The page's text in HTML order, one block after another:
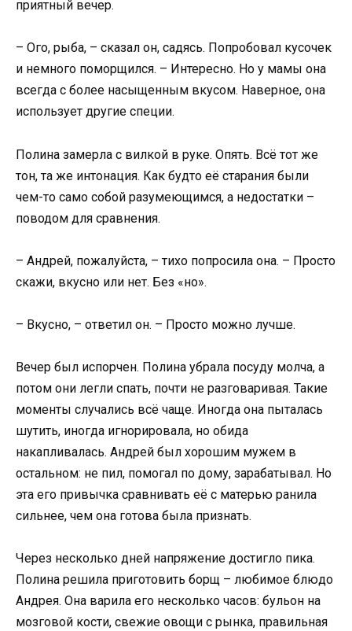
приятный вечер.
– Ого, рыба, – сказал он, садясь. Попробовал кусочек
и немного поморщился. – Интересно. Но у мамы она
всегда с более насыщенным вкусом. Наверное, она
использует другие специи.
Полина замерла с вилкой в руке. Опять. Всё тот же
тон, та же интонация. Как будто её старания были
чем-то само собой разумеющимся, а недостатки –
поводом для сравнения.
– Андрей, пожалуйста, – тихо попросила она. – Просто
скажи, вкусно или нет. Без «но».
– Вкусно, – ответил он. – Просто можно лучше.
Вечер был испорчен. Полина убрала посуду молча, а
потом они легли спать, почти не разговаривая. Такие
моменты случались всё чаще. Иногда она пыталась
шутить, иногда игнорировала, но обида
накапливалась. Андрей был хорошим мужем в
остальном: не пил, помогал по дому, зарабатывал. Но
эта его привычка сравнивать её с матерью ранила
сильнее, чем она готова была признать.
Через несколько дней напряжение достигло пика.
Полина решила приготовить борщ – любимое блюдо
Андрея. Она варила его несколько часов: бульон на
мозговой кости, свежие овощи с рынка, правильная